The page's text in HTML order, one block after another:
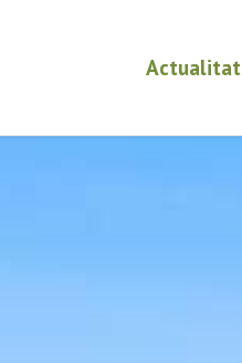
Actualitat